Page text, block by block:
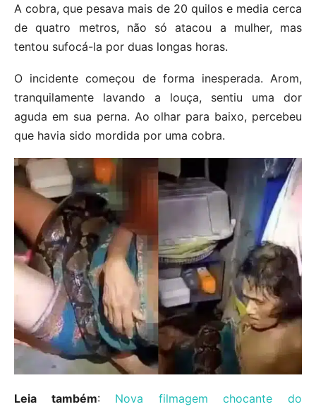
A cobra, que pesava mais de 20 quilos e media cerca
de quatro metros, não só atacou a mulher, mas
tentou sufocá-la por duas longas horas.
O incidente começou de forma inesperada. Arom,
tranquilamente lavando a louça, sentiu uma dor
aguda em sua perna. Ao olhar para baixo, percebeu
que havia sido mordida por uma cobra.
Leia também: Nova filmagem chocante do